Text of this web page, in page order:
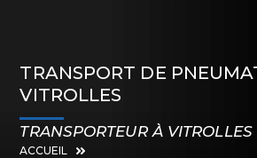
TRANSPORT DE
VITROLLES
TRANSPORTEUR À VITROLLES
ACCUEIL